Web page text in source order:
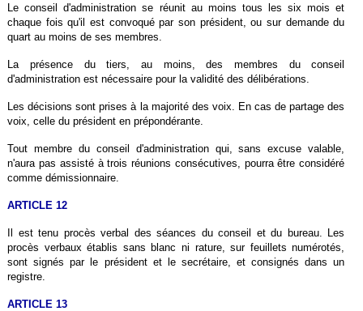
Le conseil d'administration se réunit au moins tous les six mois et
chaque fois qu'il est convoqué par son président, ou sur demande du
quart au moins de ses membres.
La présence du tiers, au moins, des membres du conseil
d'administration est nécessaire pour la validité des délibérations.
Les décisions sont prises à la majorité des voix. En cas de partage des
voix, celle du président en prépondérante.
Tout membre du conseil d'administration qui, sans excuse valable,
n'aura pas assisté à trois réunions consécutives, pourra être considéré
comme démissionnaire.
ARTICLE 12
Il est tenu procès verbal des séances du conseil et du bureau. Les
procès verbaux établis sans blanc ni rature, sur feuillets numérotés,
sont signés par le président et le secrétaire, et consignés dans un
registre.
ARTICLE 13